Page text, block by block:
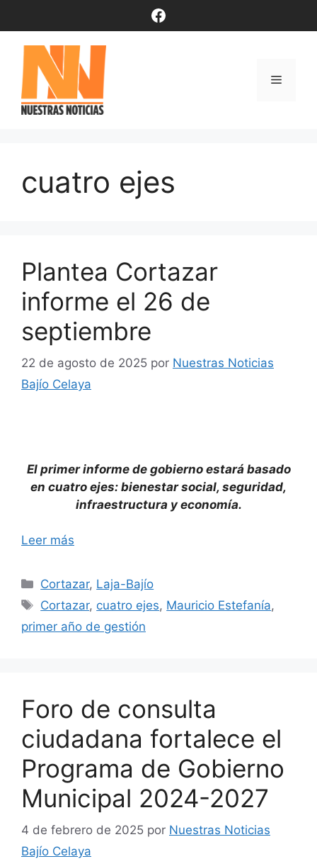
contenido
Facebook
Menú
cuatro ejes
Plantea Cortazar
informe el 26 de
septiembre
22 de agosto de 2025 por Nuestras Noticias
Bajío Celaya
El primer informe de gobierno estará basado
en cuatro ejes: bienestar social, seguridad,
infraestructura y economía.
Leer más
Categorías
Cortazar, Laja-Bajío
Etiquetas
Cortazar, cuatro ejes, Mauricio Estefanía,
primer año de gestión
Foro de consulta
ciudadana fortalece el
Programa de Gobierno
Municipal 2024-2027
4 de febrero de 2025 por Nuestras Noticias
Bajío Celaya